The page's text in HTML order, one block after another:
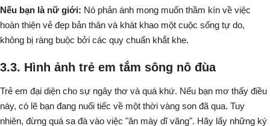
Nếu bạn là nữ giới: Nó phản ánh mong muốn thầm kín về việc
hoàn thiện vẻ đẹp bản thân và khát khao một cuộc sống tự do,
không bị ràng buộc bởi các quy chuẩn khắt khe.
3.3. Hình ảnh trẻ em tắm sông nô đùa
Trẻ em đại diện cho sự ngây thơ và quá khứ. Nếu bạn mơ thấy điều
này, có lẽ bạn đang nuối tiếc về một thời vàng son đã qua. Tuy
nhiên, đừng quá sa đà vào việc "ăn mày dĩ vãng". Hãy lấy những ký